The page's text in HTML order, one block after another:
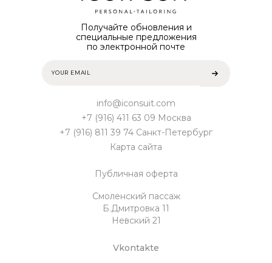
Получайте обновления и
специальные предложения
по электронной почте
info@iconsuit.com
+7 (916) 411 63 09 Москва
+7 (916) 811 39 74 Санкт-Петербург
Карта сайта
Публичная оферта
Смоленский пассаж
Б.Дмитровка 11
Невский 21
Vkontakte